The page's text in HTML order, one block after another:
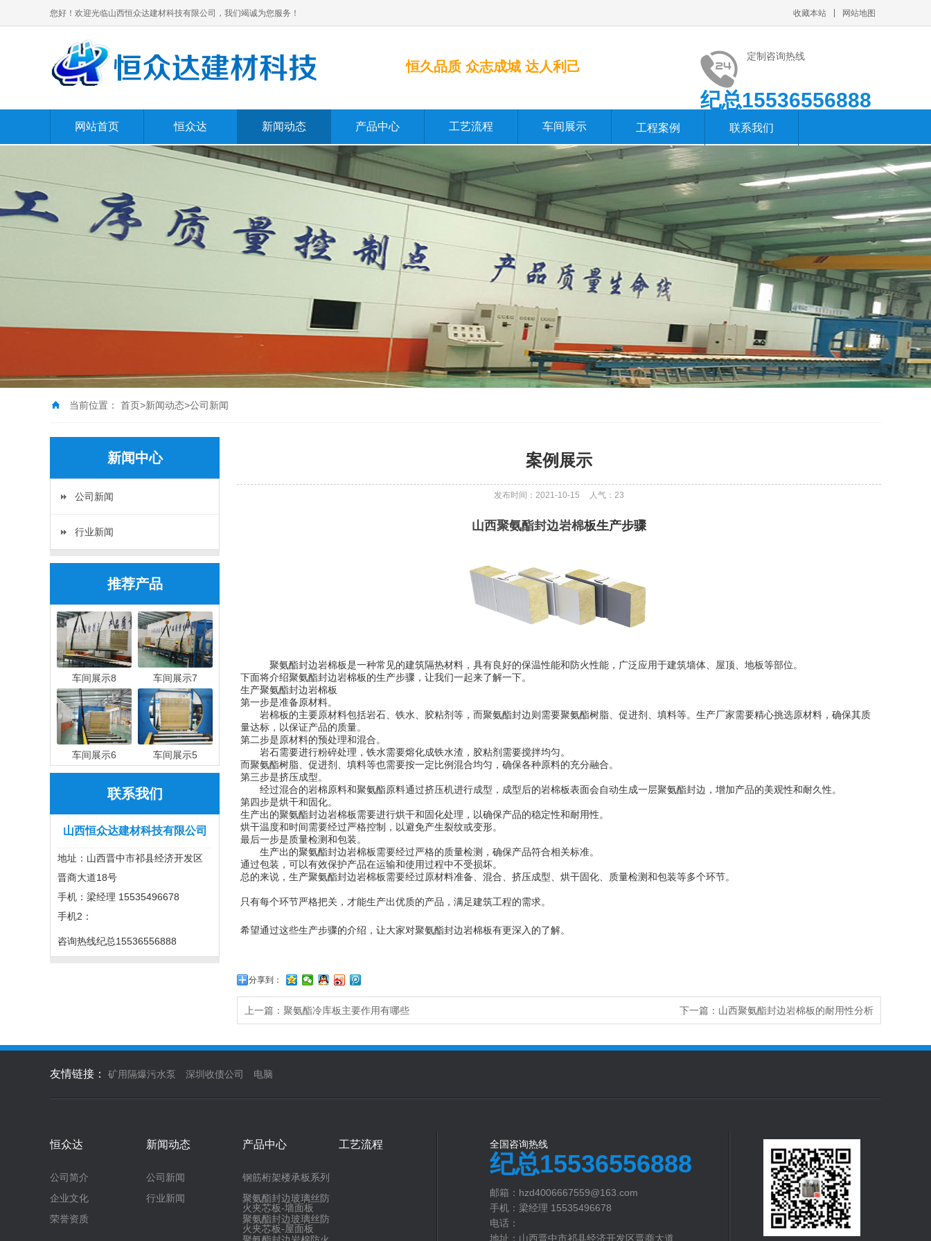
您好！欢迎光临山西恒众达建材科技有限公司，我们竭诚为您服务！ 收藏本站 网站地图
恒久品质 众志成城 达人利己
定制咨询热线
纪总15536556888
网站首页 恒众达 新闻动态 产品中心 工艺流程 车间展示 工程案例 联系我们
当前位置： 首页>新闻动态>公司新闻
新闻中心
公司新闻
行业新闻
推荐产品
车间展示8 车间展示7
车间展示6 车间展示5
联系我们
山西恒众达建材科技有限公司
地址：山西晋中市祁县经济开发区
晋商大道18号
手机：梁经理 15535496678
手机2：
咨询热线纪总15536556888
案例展示
发布时间：2021-10-15 人气： 23
山西聚氨酯封边岩棉板生产步骤
聚氨酯封边岩棉板是一种常见的建筑隔热材料，具有良好的保温性能和防火性能，广泛应用于建筑墙体、屋顶、地板等部位。
下面将介绍聚氨酯封边岩棉板的生产步骤，让我们一起来了解一下。
生产聚氨酯封边岩棉板
第一步是准备原材料。
岩棉板的主要原材料包括岩石、铁水、胶粘剂等，而聚氨酯封边则需要聚氨酯树脂、促进剂、填料等。生产厂家需要精心挑选原材料，确保其质
量达标，以保证产品的质量。
第二步是原材料的预处理和混合。
岩石需要进行粉碎处理，铁水需要熔化成铁水渣，胶粘剂需要搅拌均匀。
而聚氨酯树脂、促进剂、填料等也需要按一定比例混合均匀，确保各种原料的充分融合。
第三步是挤压成型。
经过混合的岩棉原料和聚氨酯原料通过挤压机进行成型，成型后的岩棉板表面会自动生成一层聚氨酯封边，增加产品的美观性和耐久性。
第四步是烘干和固化。
生产出的聚氨酯封边岩棉板需要进行烘干和固化处理，以确保产品的稳定性和耐用性。
烘干温度和时间需要经过严格控制，以避免产生裂纹或变形。
最后一步是质量检测和包装。
生产出的聚氨酯封边岩棉板需要经过严格的质量检测，确保产品符合相关标准。
通过包装，可以有效保护产品在运输和使用过程中不受损坏。
总的来说，生产聚氨酯封边岩棉板需要经过原材料准备、混合、挤压成型、烘干固化、质量检测和包装等多个环节。
只有每个环节严格把关，才能生产出优质的产品，满足建筑工程的需求。
希望通过这些生产步骤的介绍，让大家对聚氨酯封边岩棉板有更深入的了解。
分享到：
上一篇： 聚氨酯冷库板主要作用有哪些 下一篇： 山西聚氨酯封边岩棉板的耐用性分析
友情链接： 矿用隔爆污水泵 深圳收债公司 电脑
恒众达
公司简介
企业文化
荣誉资质
新闻动态
公司新闻
行业新闻
产品中心
钢筋桁架楼承板系列
聚氨酯封边玻璃丝防
火夹芯板-墙面板
聚氨酯封边玻璃丝防
火夹芯板-屋面板
工艺流程 全国咨询热线
纪总15536556888
邮箱：hzd4006667559@163.com
手机：梁经理 15535496678
电话：
地址：山西晋中市祁县经济开发区晋商大道